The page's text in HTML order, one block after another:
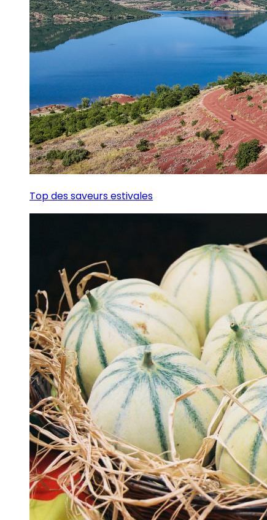
Top des saveurs estivales